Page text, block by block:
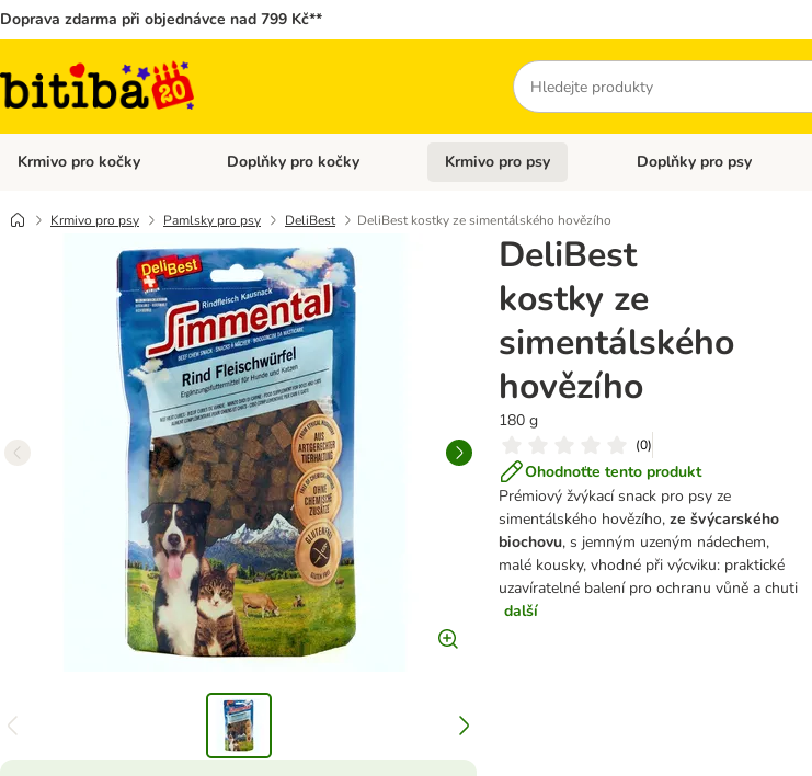
Doprava zdarma při objednávce nad 799 Kč**
Hledat
Krmivo pro kočky Otevřít menu: Krmivo pro kočky
Doplňky pro kočky Otevřít menu: Doplňky pro kočky
Krmivo pro psy Otevřít menu: Krmivo pro psy
Doplňky pro psy
Krmivo pro psy Pamlsky pro psy DeliBest DeliBest kostky ze simentálského hovězího
DeliBest
kostky ze
simentálského
hovězího
180 g
(0)
Ohodnoťte tento produkt
Prémiový žvýkací snack pro psy ze
simentálského hovězího,ze švýcarského
biochovu, s jemným uzeným nádechem,
malé kousky, vhodné při výcviku: praktické
uzavíratelné balení pro ochranu vůně a chuti
další